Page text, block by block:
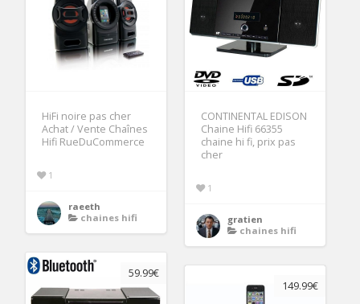
HiFi noire pas cher
Achat / Vente Chaînes
Hifi RueDuCommerce
1
raeeth
chaines hifi
CONTINENTAL EDISON
Chaine Hifi 66355
chaine hi fi, prix pas
cher
1
gratien
chaines hifi
59.99€
149.99€